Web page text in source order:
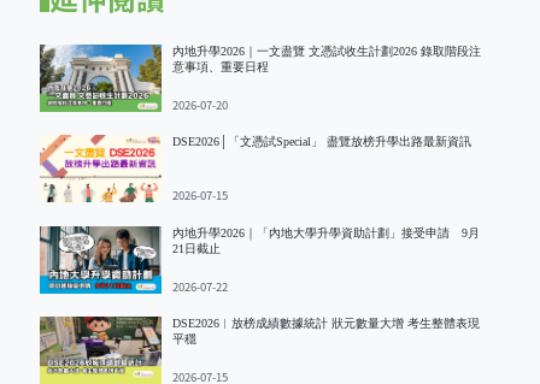
內地升學2026｜一文盡覽 文憑試收生計劃2026 錄取階段注
意事項、重要日程
2026-07-20
DSE2026│「文憑試Special」 盡覽放榜升學出路最新資訊
2026-07-15
內地升學2026｜「內地大學升學資助計劃」接受申請 9月
21日截止
2026-07-22
DSE2026︱放榜成績數據統計 狀元數量大增 考生整體表現
平穩
2026-07-15